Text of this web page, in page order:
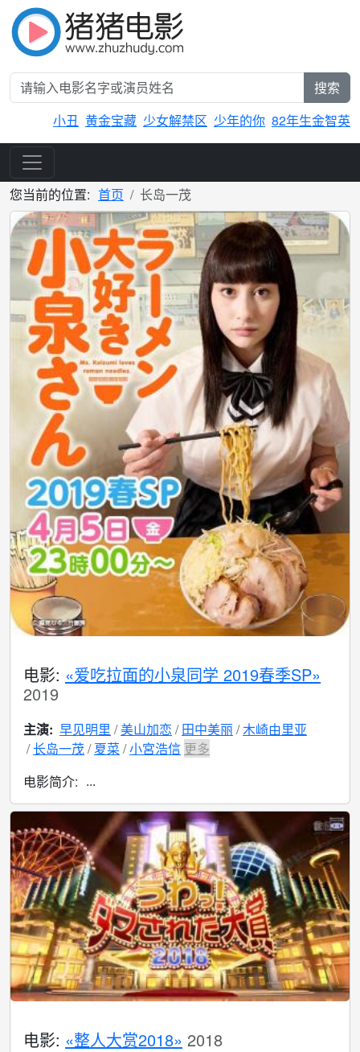
搜索
小丑 黄金宝藏 少女解禁区 少年的你 82年生金智英
您当前的位置: 首页 长岛一茂
电影: «爱吃拉面的小泉同学 2019春季SP»
2019
主演: 早见明里 美山加恋 田中美丽 木崎由里亚
长岛一茂 夏菜 小宮浩信 更多
电影简介: ...
电影: «整人大赏2018» 2018